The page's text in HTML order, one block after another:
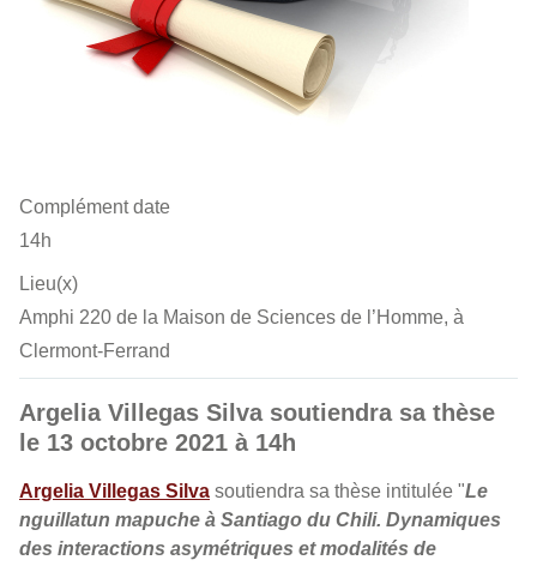
Complément date
14h
Lieu(x)
Amphi 220 de la Maison de Sciences de l’Homme, à
Clermont-Ferrand
Argelia Villegas Silva soutiendra sa thèse
le 13 octobre 2021 à 14h
Argelia Villegas Silva soutiendra sa thèse intitulée "Le
nguillatun mapuche à Santiago du Chili. Dynamiques
des interactions asymétriques et modalités de